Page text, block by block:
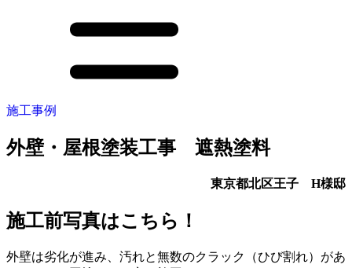
施工事例
外壁・屋根塗装工事 遮熱塗料
東京都北区王子 H様邸
施工前写真はこちら！
外壁は劣化が進み、汚れと無数のクラック（ひび割れ）があ